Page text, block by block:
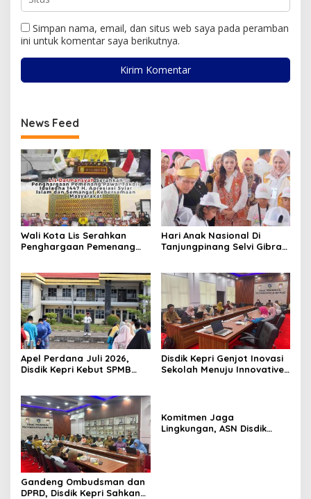
Simpan nama, email, dan situs web saya pada peramban
ini untuk komentar saya berikutnya.
News Feed
Wali Kota Lis Serahkan
Penghargaan Pemenang
Hidupkan Syiar Islam
Hari Anak Nasional Di
Tanjungpinang Selvi Gibran
Apel Perdana Juli 2026,
Disdik Kepri Kebut SPMB
Disdik Kepri Genjot Inovasi
Sekolah Menuju Innovative
Gandeng Ombudsman dan
DPRD, Disdik Kepri Sahkan
Komitmen Jaga
Lingkungan, ASN Disdik